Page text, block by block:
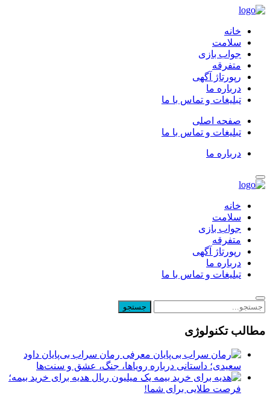
خانه
سلامت
جواب بازی
متفرقه
رپورتاژ آگهی
درباره ما
تبلیغات و تماس با ما
صفحه اصلی
تبلیغات و تماس با ما
درباره ما
خانه
سلامت
جواب بازی
متفرقه
رپورتاژ آگهی
درباره ما
تبلیغات و تماس با ما
مطالب تکنولوژی
معرفی رمان سراب بی‌پایان داود
سعیدی؛ داستانی درباره رویاها، جنگ، عشق و سنت‌ها
یک میلیون ریال هدیه برای خرید بیمه؛
فرصت طلایی برای شما!